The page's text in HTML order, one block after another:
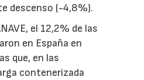
descenso (-4,8%).
el 12,2% de las
en España en
que, en las
contenerizada